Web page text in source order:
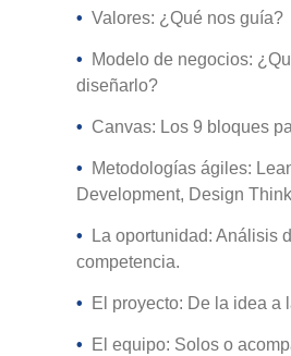
• Valores: ¿Qué nos guía?
•
Modelo de negocios:
diseñarlo?
• Canvas: Los 9 bloques
•
Metodologías ágiles:
Development, Design
•
La oportunidad: Análisis
competencia.
• El proyecto: De la idea a
•
El equipo: Solos o